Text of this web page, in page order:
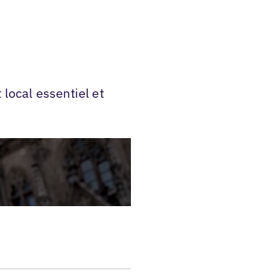
local essentiel et